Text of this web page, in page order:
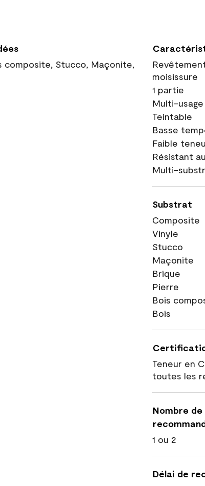
composite, Stucco, Maçonite,
moisissure
1 partie
Multi-usage
Teintable
Basse
Faible
Résistant
Multi-
Substrat
Composite
Vinyle
Stucco
Maçonite
Brique
Pierre
Bois
Bois
Teneur en
toutes les
Nombre
1 ou 2
Délai de